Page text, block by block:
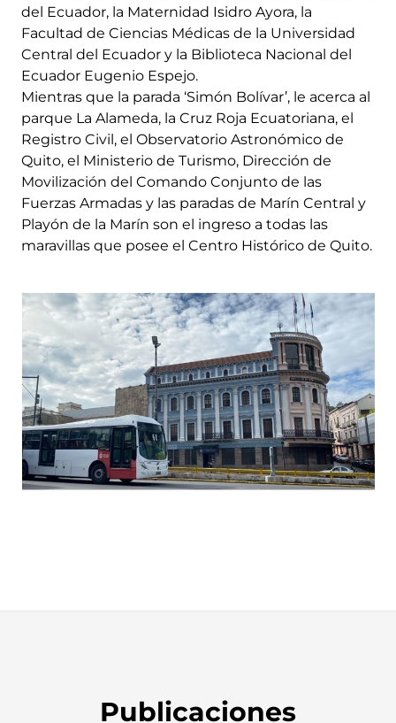
del Ecuador, la Maternidad Isidro Ayora, la
Facultad de Ciencias Médicas de la Universidad
Central del Ecuador y la Biblioteca Nacional del
Ecuador Eugenio Espejo.
Mientras que la parada ‘Simón Bolívar’, le acerca al
parque La Alameda, la Cruz Roja Ecuatoriana, el
Registro Civil, el Observatorio Astronómico de
Quito, el Ministerio de Turismo, Dirección de
Movilización del Comando Conjunto de las
Fuerzas Armadas y las paradas de Marín Central y
Playón de la Marín son el ingreso a todas las
maravillas que posee el Centro Histórico de Quito.
Publicaciones